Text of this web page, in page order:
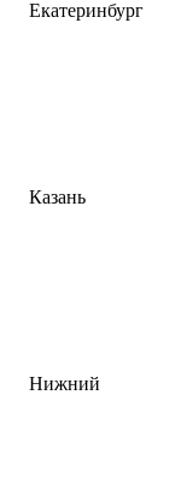
Екатеринбург
Казань
Нижний